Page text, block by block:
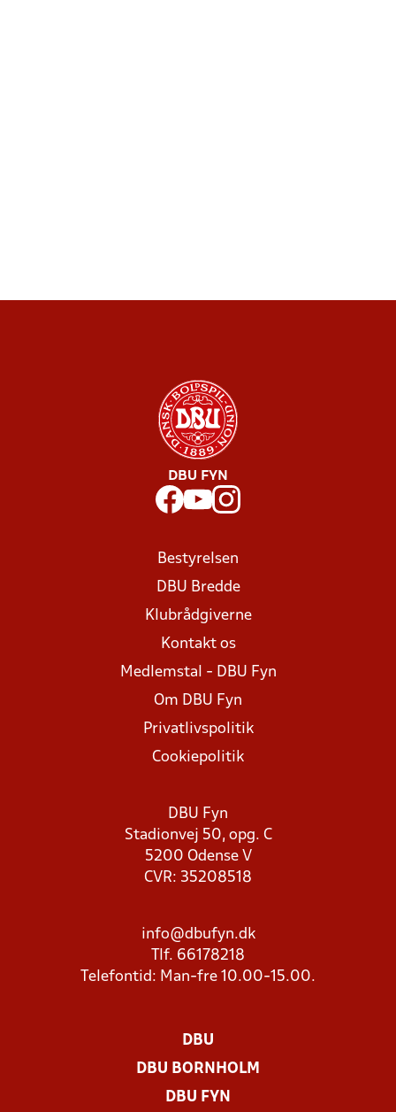
DBU FYN
Bestyrelsen
DBU Bredde
Klubrådgiverne
Kontakt os
Medlemstal - DBU Fyn
Om DBU Fyn
Privatlivspolitik
Cookiepolitik
DBU Fyn
Stadionvej 50, opg. C
5200 Odense V
CVR: 35208518
info@dbufyn.dk
Tlf. 66178218
Telefontid: Man-fre 10.00-15.00.
DBU
DBU BORNHOLM
DBU FYN